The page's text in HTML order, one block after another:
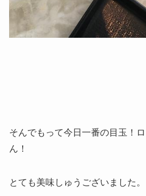
そんでもって今日一番の目玉！
ん！
とても美味しゅうございました。